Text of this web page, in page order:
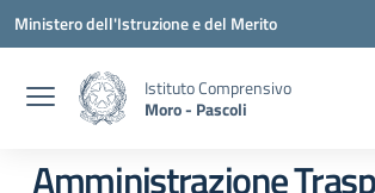
Vai ai contenuti
Vai al menu di navigazione
Vai al footer
Ministero dell'Istruzione e del Merito
Istituto Comprensivo
Moro - Pascoli
Amministrazione